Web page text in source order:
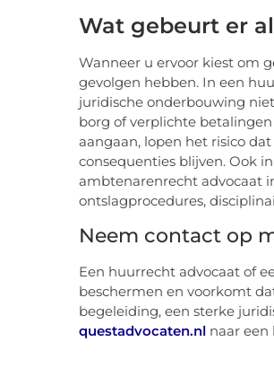
Wat gebeurt er
Wanneer u ervoor kiest om
gevolgen hebben. In een
juridische onderbouwing
borg of verplichte
aangaan, lopen het risico
consequenties blijven. Ook
ambtenarenrecht advocaat
ontslagprocedures,
Neem contact op
Een huurrecht advocaat of
beschermen en voorkomt
begeleiding, een sterke
questadvocaten.nl naar